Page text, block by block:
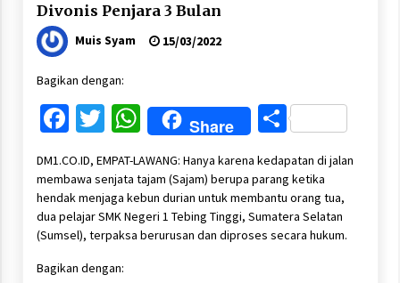
Divonis Penjara 3 Bulan
Muis Syam 15/03/2022
Bagikan dengan:
Facebook
Twitter
WhatsApp
Share Share
DM1.CO.ID, EMPAT-LAWANG: Hanya karena kedapatan di jalan
membawa senjata tajam (Sajam) berupa parang ketika
hendak menjaga kebun durian untuk membantu orang tua,
dua pelajar SMK Negeri 1 Tebing Tinggi, Sumatera Selatan
(Sumsel), terpaksa berurusan dan diproses secara hukum.
Bagikan dengan: